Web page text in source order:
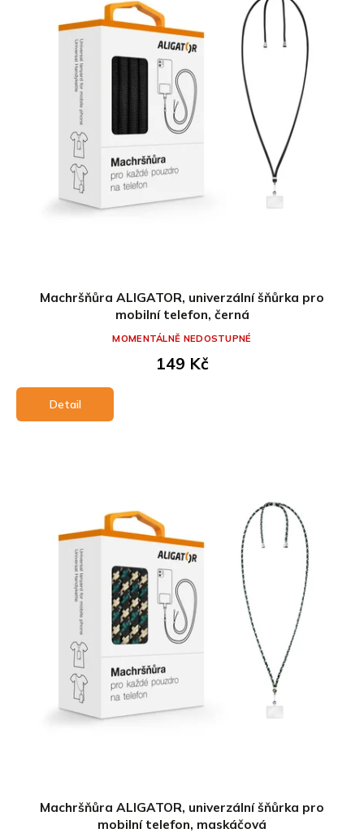
Machršňůra ALIGATOR, univerzální šňůrka pro
mobilní telefon, černá
149 Kč
Detail
MOMENTÁLNĚ NEDOSTUPNÉ
Machršňůra ALIGATOR, univerzální šňůrka pro
mobilní telefon, maskáčová